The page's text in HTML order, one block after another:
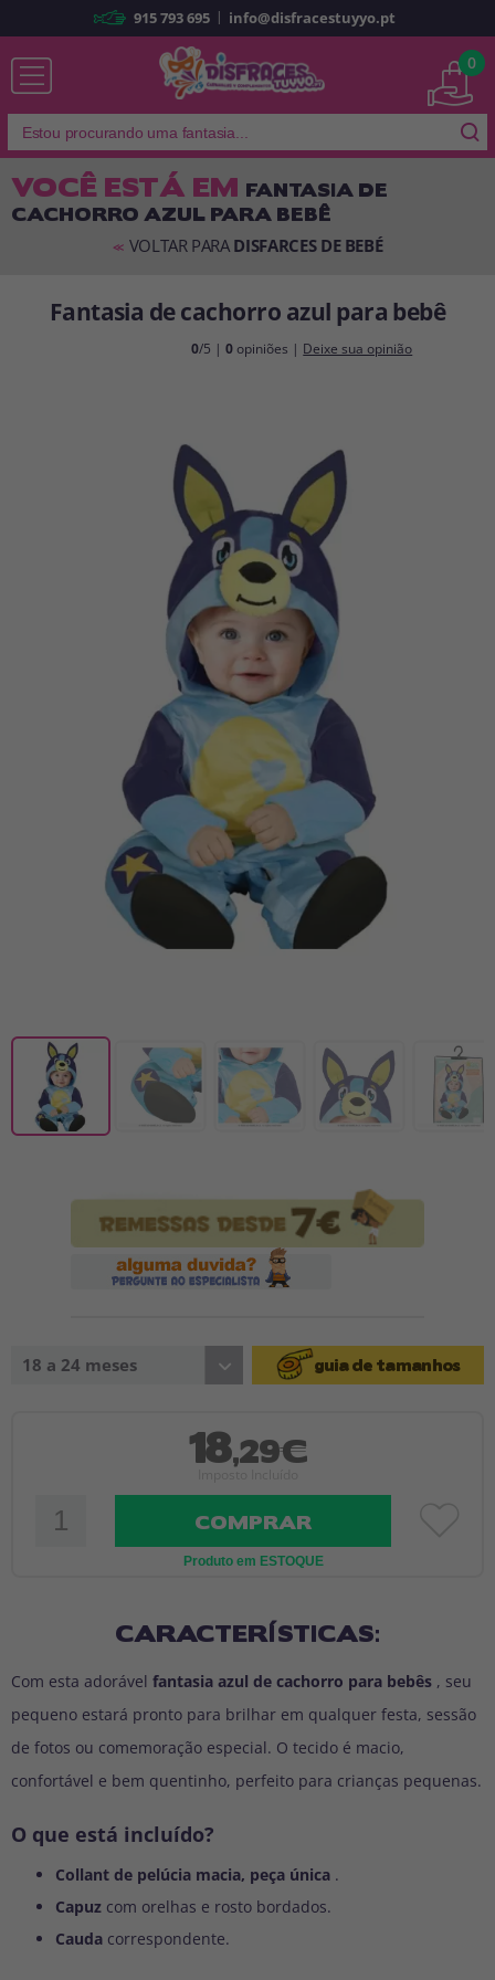
Já sou cliente
Lembrar-me Esqueceu sua senha?
É a minha primeira vez
compras rapidamente em nossa loja virtual, verificar o status de seus
pedidos e consultar suas operações anteriores.
Vá em frente! Estávamos esperando por você.
CRIAR CONTA
915 793 695 | info@disfracestuyyo.pt
0
VOCÊ ESTÁ EM FANTASIA DE
CACHORRO AZUL PARA BEBÊ
<< VOLTAR PARA DISFARCES DE BEBÉ
Fantasia de cachorro azul para bebê
0/5 |0 opiniões | Deixe sua opinião
18 a 24 meses guia de tamanhos
18,29€
COMPRAR
Produto em ESTOQUE
CARACTERÍSTICAS:
Com esta adorável fantasia azul de cachorro para bebês , seu
pequeno estará pronto para brilhar em qualquer festa, sessão
de fotos ou comemoração especial. O tecido é macio,
confortável e bem quentinho, perfeito para crianças pequenas.
O que está incluído?
Collant de pelúcia macia, peça única .
Capuz com orelhas e rosto bordados.
Cauda correspondente.